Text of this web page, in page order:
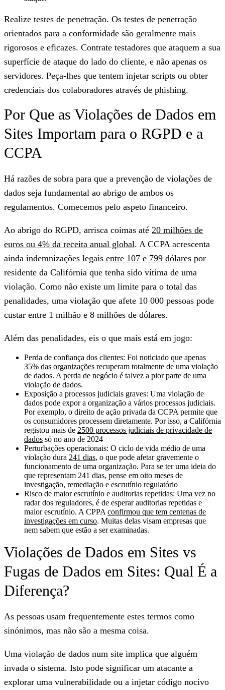
Realize testes de penetração. Os testes de penetração
orientados para a conformidade são geralmente mais
rigorosos e eficazes. Contrate testadores que ataquem a sua
superfície de ataque do lado do cliente, e não apenas os
servidores. Peça-lhes que tentem injetar scripts ou obter
credenciais dos colaboradores através de phishing.
Por Que as Violações de Dados em
Sites Importam para o RGPD e a
CCPA
Há razões de sobra para que a prevenção de violações de
dados seja fundamental ao abrigo de ambos os
regulamentos. Comecemos pelo aspeto financeiro.
Ao abrigo do RGPD, arrisca coimas até 20 milhões de
euros ou 4% da receita anual global. A CCPA acrescenta
ainda indemnizações legais entre 107 e 799 dólares por
residente da Califórnia que tenha sido vítima de uma
violação. Como não existe um limite para o total das
penalidades, uma violação que afete 10 000 pessoas pode
custar entre 1 milhão e 8 milhões de dólares.
Além das penalidades, eis o que mais está em jogo:
Perda de confiança dos clientes: Foi noticiado que apenas
35% das organizações recuperam totalmente de uma violação
de dados. A perda de negócio é talvez a pior parte de uma
violação de dados.
Exposição a processos judiciais graves: Uma violação de
dados pode expor a organização a vários processos judiciais.
Por exemplo, o direito de ação privada da CCPA permite que
os consumidores processem diretamente. Por isso, a Califórnia
registou mais de 2500 processos judiciais de privacidade de
dados só no ano de 2024
Perturbações operacionais: O ciclo de vida médio de uma
violação dura 241 dias, o que pode afetar gravemente o
funcionamento de uma organização. Para se ter uma ideia do
que representam 241 dias, pense em oito meses de
investigação, remediação e escrutínio regulatório
Risco de maior escrutínio e auditorias repetidas: Uma vez no
radar dos reguladores, é de esperar auditorias repetidas e
maior escrutínio. A CPPA confirmou que tem centenas de
investigações em curso. Muitas delas visam empresas que
nem sabem que estão a ser examinadas.
Violações de Dados em Sites vs
Fugas de Dados em Sites: Qual É a
Diferença?
As pessoas usam frequentemente estes termos como
sinónimos, mas não são a mesma coisa.
Uma violação de dados num site implica que alguém
invada o sistema. Isto pode significar um atacante a
explorar uma vulnerabilidade ou a injetar código nocivo